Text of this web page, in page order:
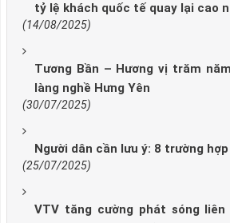
tỷ lệ khách quốc tế quay lại cao
(14/08/2025)
Tương Bần – Hương vị trăm
làng nghề Hưng Yên
(30/07/2025)
Người dân cần lưu ý: 8 trường
(25/07/2025)
VTV tăng cường phát sóng